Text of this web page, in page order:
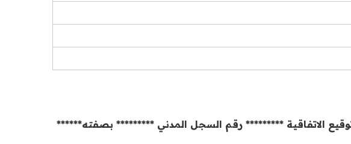
************** وتاريخ **/**/1443هــ ، ويمثلها في توقيع الاتفاقية ********* رقم السجل المدني ********* بصفته******